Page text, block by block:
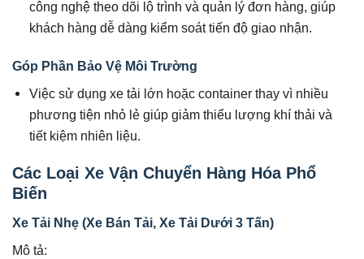
công nghệ theo dõi lộ trình và quản lý đơn hàng, giúp
khách hàng dễ dàng kiểm soát tiến độ giao nhận.
Góp Phần Bảo Vệ Môi Trường
Việc sử dụng xe tải lớn hoặc container thay vì nhiều
phương tiện nhỏ lẻ giúp giảm thiểu lượng khí thải và
tiết kiệm nhiên liệu.
Các Loại Xe Vận Chuyển Hàng Hóa Phổ
Biến
Xe Tải Nhẹ (Xe Bán Tải, Xe Tải Dưới 3 Tấn)
Mô tả: